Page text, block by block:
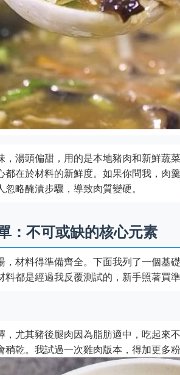
，湯頭偏甜，用的是本地豬肉和新鮮蔬
都在於材料的新鮮度。如果你問我，肉
略醃漬步驟，導致肉質變硬。
：不可或缺的核心元素
，材料得準備齊全。下面我列了一個基
都是經過我反覆測試的，新手照著買準
，尤其豬後腿肉因為脂肪適中，吃起來
稍乾。我試過一次雞肉版本，得加更多